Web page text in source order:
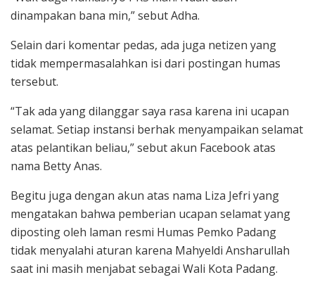
dinampakan bana min,” sebut Adha.
Selain dari komentar pedas, ada juga netizen yang
tidak mempermasalahkan isi dari postingan humas
tersebut.
“Tak ada yang dilanggar saya rasa karena ini ucapan
selamat. Setiap instansi berhak menyampaikan selamat
atas pelantikan beliau,” sebut akun Facebook atas
nama Betty Anas.
Begitu juga dengan akun atas nama Liza Jefri yang
mengatakan bahwa pemberian ucapan selamat yang
diposting oleh laman resmi Humas Pemko Padang
tidak menyalahi aturan karena Mahyeldi Ansharullah
saat ini masih menjabat sebagai Wali Kota Padang.